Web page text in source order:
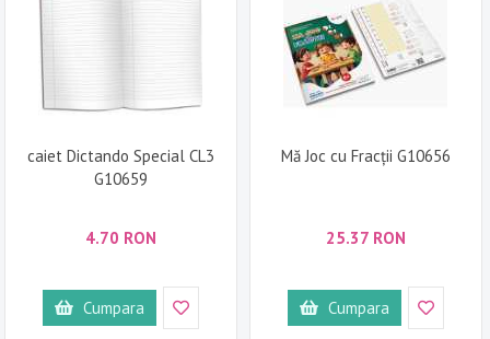
caiet Dictando Special CL3
G10659
4.70 RON
Cumpara
Mă Joc cu Fracții G10656
25.37 RON
Cumpara